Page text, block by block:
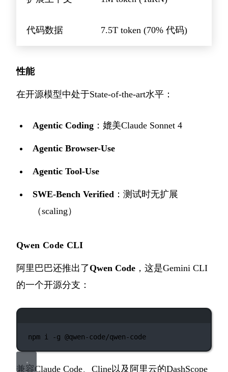
代码数据 7.5T token (70% 代码)
性能
在开源模型中处于State-of-the-art水平：
Agentic Coding ：媲美Claude Sonnet 4
Agentic Browser-Use
Agentic Tool-Use
SWE-Bench Verified ：测试时无扩展
（scaling）
Qwen Code CLI
阿里巴巴还推出了Qwen Code ，这是Gemini CLI
的一个开源分支：
npm i -g @qwen-code/qwen-code
兼容Claude Code、Cline以及阿里云的DashScope